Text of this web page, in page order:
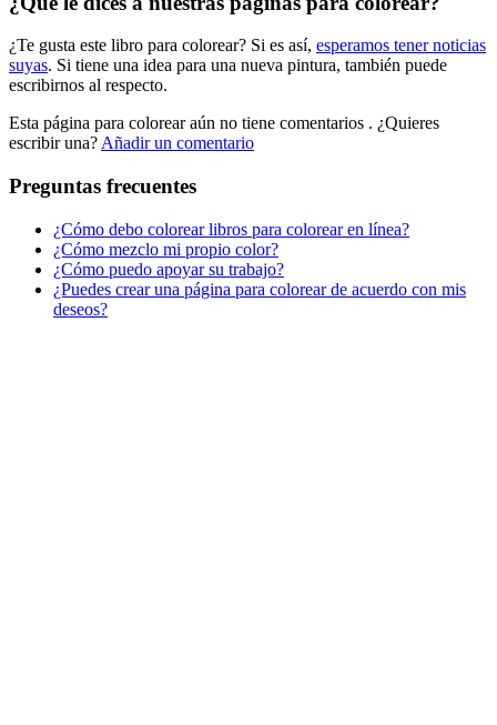
Libros para colorear para niños
Nezaradené
Sin categorizar
¿Te gusta este libro para colorear? Si es así, esperamos tener noticias
suyas. Si tiene una idea para una nueva pintura, también puede
escribirnos al respecto.
Esta página para colorear aún no tiene comentarios . ¿Quieres
escribir una? Añadir un comentario
Preguntas frecuentes
¿Cómo debo colorear libros para colorear en línea?
¿Cómo mezclo mi propio color?
¿Cómo puedo apoyar su trabajo?
¿Puedes crear una página para colorear de acuerdo con mis
deseos?